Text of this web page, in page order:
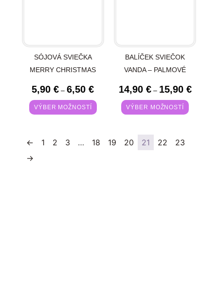
SÓJOVÁ SVIEČKA
MERRY CHRISTMAS
5,90€ – 6,50€
VÝBER MOŽNOSTÍ
BALÍČEK SVIEČOK
VANDA – PALMOVÉ
14,90 € – 15,90 €
VÝBER MOŽNOSTÍ
← 1 2 3 … 18 19 20 21 22
23
→